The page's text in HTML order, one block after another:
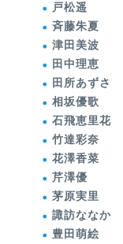
戸松遥
斉藤朱夏
津田美波
田中理恵
田所あずさ
相坂優歌
石飛恵里花
竹達彩奈
花澤香菜
芹澤優
茅原実里
諏訪ななか
豊田萌絵